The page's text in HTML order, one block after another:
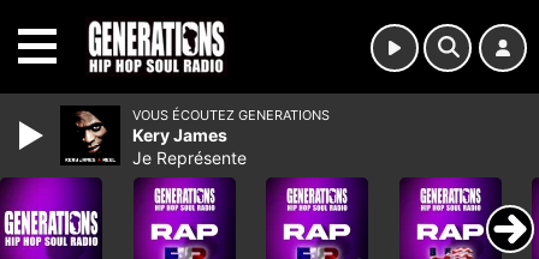
VOUS ÉCOUTEZ GENERATIONS
Kery James
Je Représente